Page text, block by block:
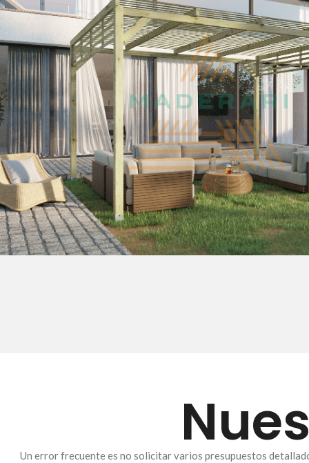
Un error frecuente es no solicitar varios presupuestos